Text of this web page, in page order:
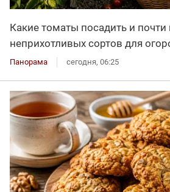
Какие томаты посадить и почти
неприхотливых сортов для
Панорама сегодня, 06:25